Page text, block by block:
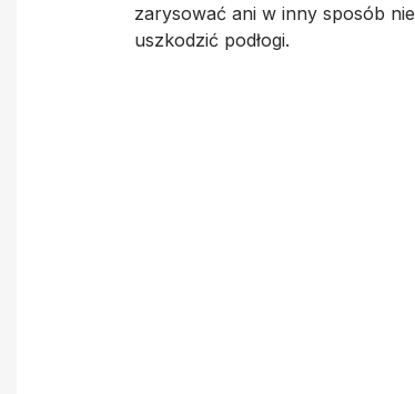
zarysować ani w inny sposób nie
uszkodzić podłogi.